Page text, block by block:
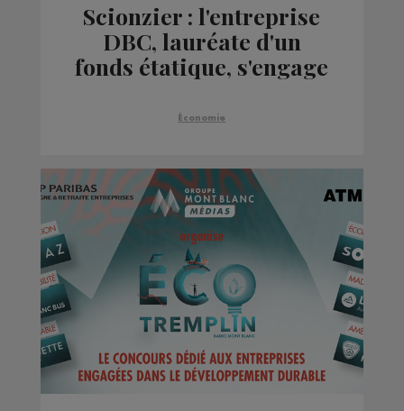
Scionzier : l'entreprise
DBC, lauréate d'un
fonds étatique, s'engage
automobile électrique
Économie